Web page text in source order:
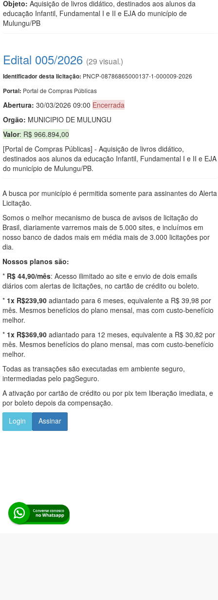
Objeto: Aquisição de livros didático, destinados aos alunos da
educação Infantil, Fundamental I e II e EJA do município de
Mulungu/PB
Edital 005/2026 (29 visual.)
Identificador desta licitação: PNCP-08786865000137-1-000009-2026
Portal: Portal de Compras Públicas
Abertura: 30/03/2026 09:00 Encerrada
Orgão: MUNICIPIO DE MULUNGU
Valor: R$ 966.894,00
[Portal de Compras Públicas] - Aquisição de livros didático,
destinados aos alunos da educação Infantil, Fundamental I e II e EJA
do município de Mulungu/PB.
A busca por município é permitida somente para assinantes do Alerta
Licitação.
Somos o melhor mecanismo de busca de avisos de licitação do
Brasil, diariamente varremos mais de 5.000 sites, e incluímos em
nosso banco de dados mais em média mais de 3.000 licitações por
dia.
Nossos planos são:
* R$ 44,90/mês: Acesso ilimitado ao site e envio de dois emails
diários com alertas de licitações, no cartão de crédito ou boleto.
* 1x R$239,90 adiantado para 6 meses, equivalente a R$ 39,98 por
mês. Mesmos benefícios do plano mensal, mas com custo-benefício
melhor.
* 1x R$369,90 adiantado para 12 meses, equivalente a R$ 30,82 por
mês. Mesmos benefícios do plano mensal, mas com custo-benefício
melhor.
Todas as transações são executadas em ambiente seguro,
intermediadas pelo pagSeguro.
A ativação por cartão de crédito ou por pix tem liberação imediata, e
por boleto depois da compensação.
Login
Assinar